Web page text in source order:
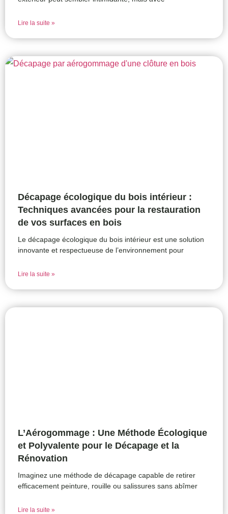
Lire la suite »
Décapage écologique du bois intérieur :
Techniques avancées pour la restauration
de vos surfaces en bois
Le décapage écologique du bois intérieur est une solution
innovante et respectueuse de l’environnement pour
Lire la suite »
L’Aérogommage : Une Méthode Écologique
et Polyvalente pour le Décapage et la
Rénovation
Imaginez une méthode de décapage capable de retirer
efficacement peinture, rouille ou salissures sans abîmer
Lire la suite »